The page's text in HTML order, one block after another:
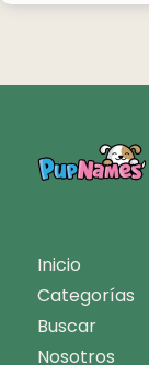
Inicio
Categorías
Buscar
Nosotros